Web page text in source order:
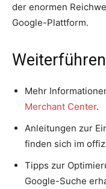
der enormen
Google-Plattform.
Mehr
Merchant Center.
Anleitungen zur
finden sich im
Tipps zur
Google-Suche